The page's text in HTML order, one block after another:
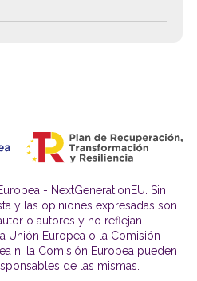
- NextGenerationEU. Sin
y las opiniones expresadas son
o autores y no reflejan
Unión Europea o la Comisión
ni la Comisión Europea pueden
de las mismas.